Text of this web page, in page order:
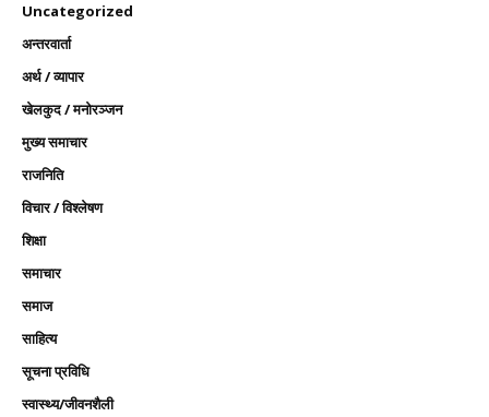
Uncategorized
अन्तरवार्ता
अर्थ / व्यापार
खेलकुद / मनोरञ्जन
मुख्य समाचार
राजनिति
विचार / विश्लेषण
शिक्षा
समाचार
समाज
साहित्य
सूचना प्रविधि
स्वास्थ्य/जीवनशैली